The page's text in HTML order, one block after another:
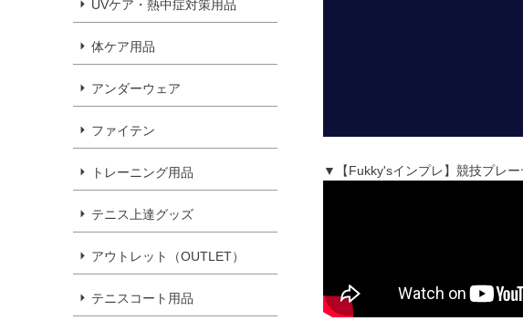
UVケア・熱中症対策用品
体ケア用品
アンダーウェア
ファイテン
トレーニング用品
テニス上達グッズ
アウトレット（OUTLET）
テニスコート用品
▼【Fukky'sインプレ】競技プレー